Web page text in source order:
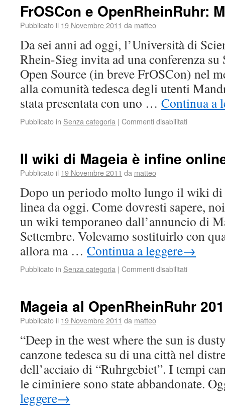
FrOSCon e OpenRheinRuhr:
Pubblicato il 19 Novembre 2011 da matteo
Da sei anni ad oggi, l’Università di
Rhein-Sieg invita ad una conferenza
Open Source (in breve FrOSCon) nel
alla comunità tedesca degli utenti
stata presentata con uno … Continua a
Pubblicato in Senza categoria | Commenti disabilitati
Il wiki di Mageia è infine
Pubblicato il 19 Novembre 2011 da matteo
Dopo un periodo molto lungo il wiki
linea da oggi. Come dovresti sapere,
un wiki temporaneo dall’annuncio di
Settembre. Volevamo sostituirlo con
allora ma … Continua a leggere→
Pubblicato in Senza categoria | Commenti disabilitati
Mageia al OpenRheinRuhr
Pubblicato il 19 Novembre 2011 da matteo
“Deep in the west where the sun is
canzone tedesca su di una città nel
dell’acciaio di “Ruhrgebiet”. I tempi
le ciminiere sono state abbandonate.
leggere→